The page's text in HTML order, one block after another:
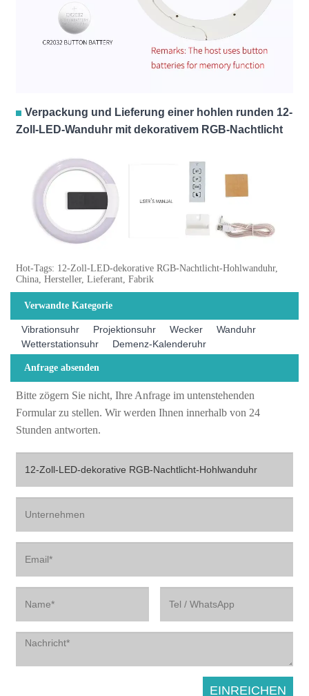
Verpackung und Lieferung einer hohlen runden 12-
Zoll-LED-Wanduhr mit dekorativem RGB-Nachtlicht
Hot-Tags: 12-Zoll-LED-dekorative RGB-Nachtlicht-Hohlwanduhr,
China, Hersteller, Lieferant, Fabrik
Verwandte Kategorie
Vibrationsuhr Projektionsuhr Wecker
Wanduhr
Wetterstationsuhr
Demenz-Kalenderuhr
Anfrage absenden
Bitte zögern Sie nicht, Ihre Anfrage im untenstehenden
Formular zu stellen. Wir werden Ihnen innerhalb von 24
Stunden antworten.